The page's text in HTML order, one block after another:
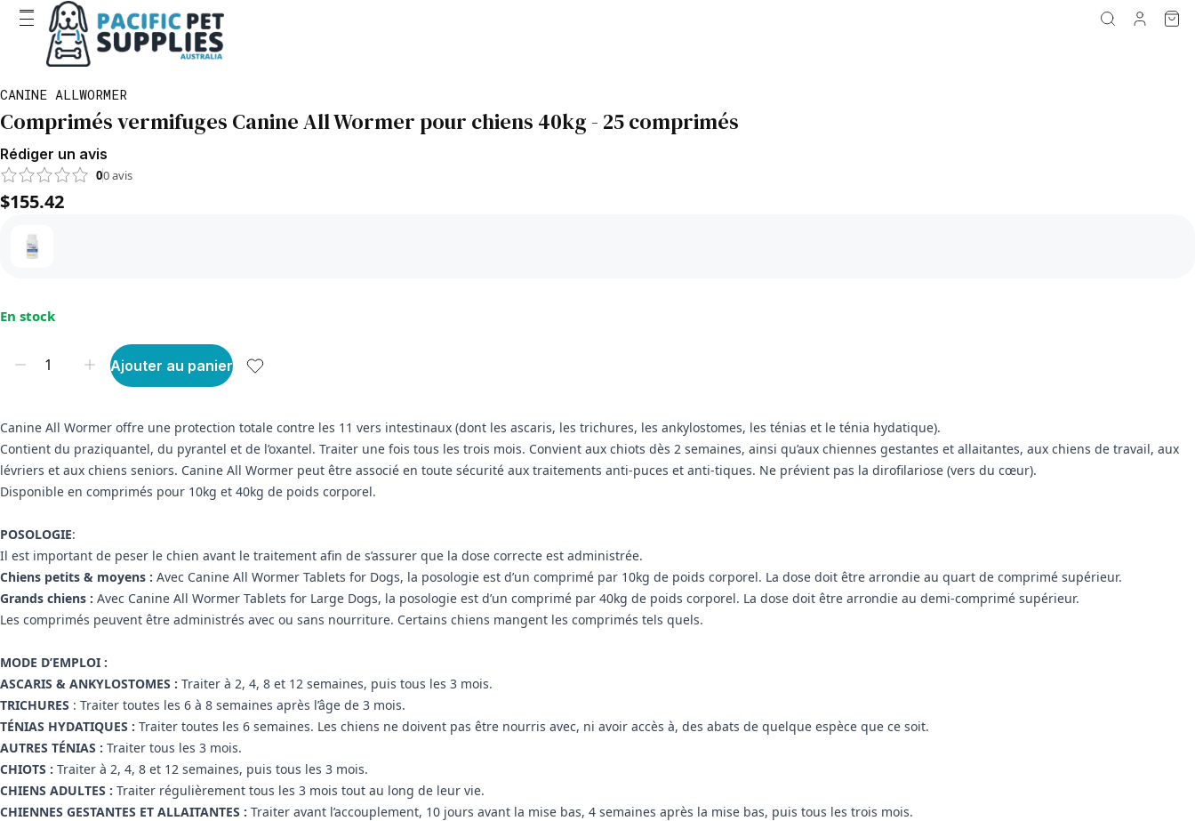
CANINE ALLWORMER
Comprimés vermifuges Canine All Wormer pour chiens 40kg - 25 comprimés
Rédiger un avis
00avis
$155.42
En stock
Ajouter au panier
Canine All Wormer offre une protection totale contre les 11 vers intestinaux (dont les ascaris, les trichures, les ankylostomes, les ténias et le ténia hydatique).
Contient du praziquantel, du pyrantel et de l’oxantel. Traiter une fois tous les trois mois. Convient aux chiots dès 2 semaines, ainsi qu’aux chiennes gestantes et allaitantes, aux chiens de travail, aux
lévriers et aux chiens seniors. Canine All Wormer peut être associé en toute sécurité aux traitements anti-puces et anti-tiques. Ne prévient pas la dirofilariose (vers du cœur).
Disponible en comprimés pour 10kg et 40kg de poids corporel.
POSOLOGIE:
Il est important de peser le chien avant le traitement afin de s’assurer que la dose correcte est administrée.
Chiens petits & moyens : Avec Canine All Wormer Tablets for Dogs, la posologie est d’un comprimé par 10kg de poids corporel. La dose doit être arrondie au quart de comprimé supérieur.
Grands chiens : Avec Canine All Wormer Tablets for Large Dogs, la posologie est d’un comprimé par 40kg de poids corporel. La dose doit être arrondie au demi-comprimé supérieur.
Les comprimés peuvent être administrés avec ou sans nourriture. Certains chiens mangent les comprimés tels quels.
MODE D’EMPLOI :
ASCARIS & ANKYLOSTOMES : Traiter à 2, 4, 8 et 12 semaines, puis tous les 3 mois.
TRICHURES : Traiter toutes les 6 à 8 semaines après l’âge de 3 mois.
TÉNIAS HYDATIQUES : Traiter toutes les 6 semaines. Les chiens ne doivent pas être nourris avec, ni avoir accès à, des abats de quelque espèce que ce soit.
AUTRES TÉNIAS : Traiter tous les 3 mois.
CHIOTS : Traiter à 2, 4, 8 et 12 semaines, puis tous les 3 mois.
CHIENS ADULTES : Traiter régulièrement tous les 3 mois tout au long de leur vie.
CHIENNES GESTANTES ET ALLAITANTES : Traiter avant l’accouplement, 10 jours avant la mise bas, 4 semaines après la mise bas, puis tous les trois mois.